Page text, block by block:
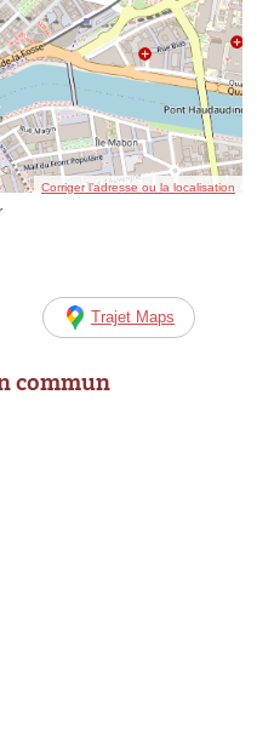
Corriger l’adresse ou la localisation
Trajet Maps
commun